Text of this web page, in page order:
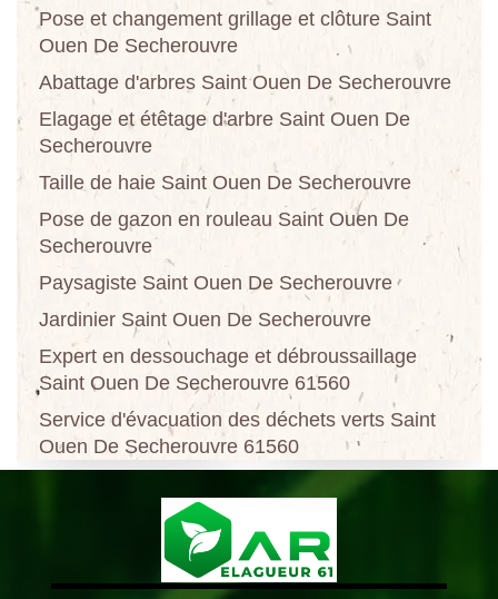
Pose et changement grillage et clôture Saint
Ouen De Secherouvre
Abattage d'arbres Saint Ouen De Secherouvre
Elagage et étêtage d'arbre Saint Ouen De
Secherouvre
Taille de haie Saint Ouen De Secherouvre
Pose de gazon en rouleau Saint Ouen De
Secherouvre
Paysagiste Saint Ouen De Secherouvre
Jardinier Saint Ouen De Secherouvre
Expert en dessouchage et débroussaillage
Saint Ouen De Secherouvre 61560
Service d'évacuation des déchets verts Saint
Ouen De Secherouvre 61560